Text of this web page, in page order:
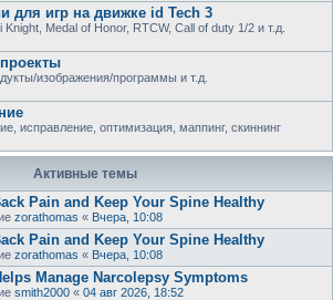
для игр на движке id Tech 3
Medal of Honor, RTCW, Call of duty 1/2 и т.д.
изображения/программы и т.д.
исправление, оптимизация, маппинг, скиннинг
Активные темы
Pain and Keep Your Spine Healthy
zorathomas « Вчера, 10:08
Pain and Keep Your Spine Healthy
zorathomas « Вчера, 10:08
Manage Narcolepsy Symptoms
smith2000 « 04 авг 2026, 18:52